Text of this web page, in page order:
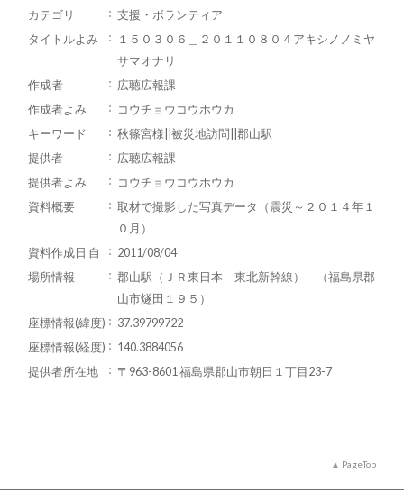
カテゴリ
支援・ボランティア
タイトルよみ
１５０３０６＿２０１１０８０４アキシノノミヤ
サマオナリ
作成者
広聴広報課
作成者よみ
コウチョウコウホウカ
キーワード
秋篠宮様||被災地訪問||郡山駅
提供者
広聴広報課
提供者よみ
コウチョウコウホウカ
資料概要
取材で撮影した写真データ（震災～２０１４年１
０月）
資料作成日 自
2011/08/04
場所情報
郡山駅（ＪＲ東日本 東北新幹線） （福島県郡
山市燧田１９５）
座標情報(緯度)
37.39799722
座標情報(経度)
140.3884056
提供者所在地
〒963-8601 福島県郡山市朝日１丁目23-7
PageTop